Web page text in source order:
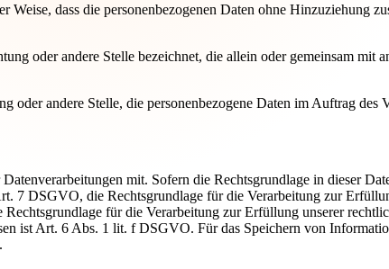
dass die personenbezogenen Daten ohne Hinzuziehung
oder andere Stelle bezeichnet, die allein oder gemeinsam mit
andere Stelle, die personenbezogene Daten im Auftrag des
mit. Sofern die Rechtsgrundlage in dieser
DSGVO, die Rechtsgrundlage für die Verarbeitung zur
für die Verarbeitung zur Erfüllung unserer
ist Art. 6 Abs. 1 lit. f DSGVO. Für das Speichern von